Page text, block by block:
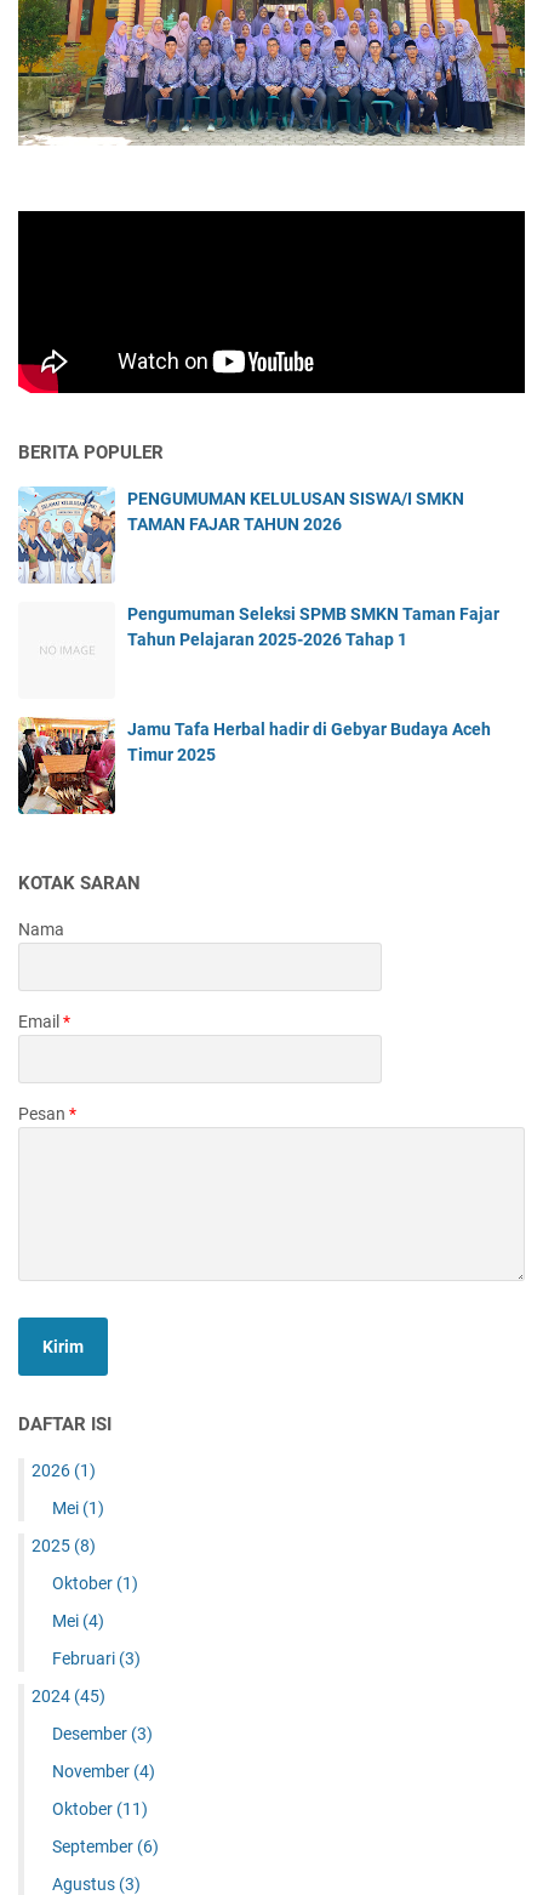
BERITA POPULER
PENGUMUMAN KELULUSAN SISWA/I SMKN
TAMAN FAJAR TAHUN 2026
Pengumuman Seleksi SPMB SMKN Taman Fajar
Tahun Pelajaran 2025-2026 Tahap 1
Jamu Tafa Herbal hadir di Gebyar Budaya Aceh
Timur 2025
KOTAK SARAN
Nama
Email *
Pesan *
DAFTAR ISI
2026 (1)
Mei (1)
2025 (8)
Oktober (1)
Mei (4)
Februari (3)
2024 (45)
Desember (3)
November (4)
Oktober (11)
September (6)
Agustus (3)